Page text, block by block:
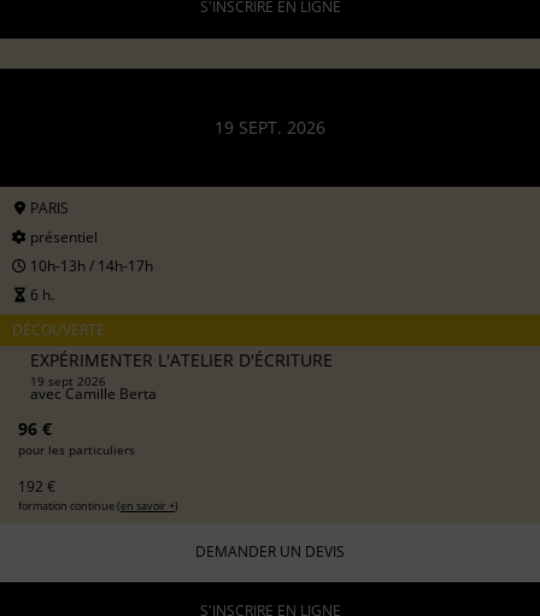
S'INSCRIRE EN LIGNE
19 SEPT. 2026
PARIS
présentiel
10h-13h / 14h-17h
6 h.
DÉCOUVERTE
EXPÉRIMENTER L'ATELIER D'ÉCRITURE
19 sept 2026
avecCamille Berta
96 €
pour les particuliers
192 €
formation continue (en savoir +)
DEMANDER UN DEVIS
S'INSCRIRE EN LIGNE